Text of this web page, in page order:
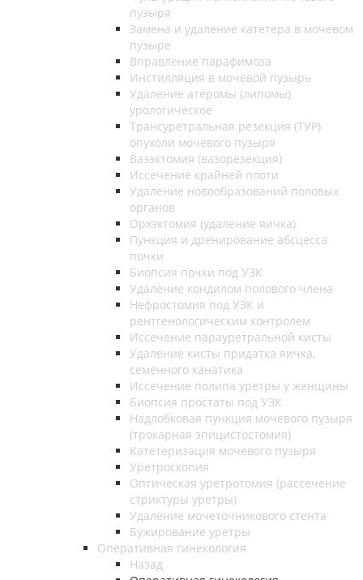
пузыря
Замена и удаление катетера в мочевом
пузыре
Вправление парафимоза
Инстилляция в мочевой пузырь
Удаление атеромы (липомы)
урологическое
Трансуретральная резекция (ТУР)
опухоли мочевого пузыря
Вазэктомия (вазорезекция)
Иссечение крайней плоти
Удаление новообразований половых
органов
Орхэктомия (удаление яичка)
Пункция и дренирование абсцесса
почки
Биопсия почки под УЗК
Удаление кондилом полового члена
Нефростомия под УЗК и
рентгенологическим контролем
Иссечение парауретральной кисты
Удаление кисты придатка яичка,
семенного канатика
Иссечение полипа уретры у женщины
Биопсия простаты под УЗК
Надлобковая пункция мочевого пузыря
(трокарная эпицистостомия)
Катетеризация мочевого пузыря
Уретроскопия
Оптическая уретротомия (рассечение
стриктуры уретры)
Удаление мочеточникового стента
Бужирование уретры
Оперативная гинекология
Назад